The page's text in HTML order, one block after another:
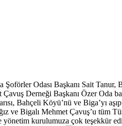
Odası Başkanı Sait
Derneği Başkanı Özer Oda
Bahçeli Köyü’nü ve Biga’yı
ve Bigalı Mehmet Çavuş’u tüm
yönetim kurulumuza çok teşekkür